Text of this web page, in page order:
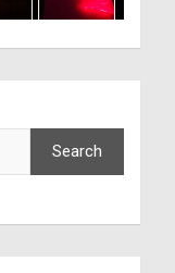
Search